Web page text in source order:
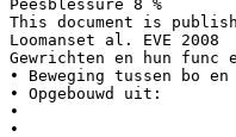
Peesblessure 8 %
This document is
Loomanset al. EVE 2008
Gewrichten en hun func e
• Beweging tussen bo en
• Opgebouwd uit:
•
•